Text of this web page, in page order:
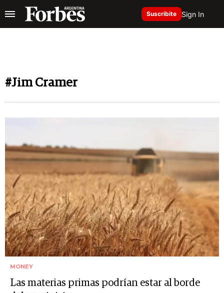
Suscribite Sign In
#Jim Cramer
MONEY
Las materias primas podrían estar al borde